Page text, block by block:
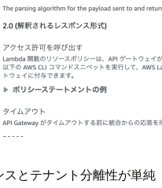
とテナント分離性が単純